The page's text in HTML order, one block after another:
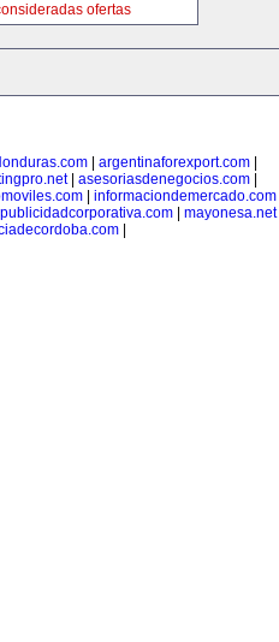
ofertas
| argentinaforexport.com|
| asesoriasdenegocios.com
| informaciondemercado.com|
publicidadcorporativa.com| mayonesa.net|
|